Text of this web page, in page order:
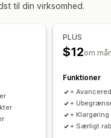
Legetøj og spil
til din virksomhed.
PLUS
$12om
Funktioner
+
+
+
+ Særligt